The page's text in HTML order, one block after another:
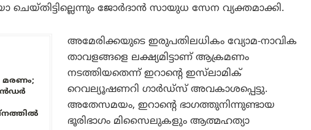
ജോർദാൻ സായുധ സേന വ്യക്തമാക്കി.
മരണം;
അമേരിക്കയുടെ ഇരുപതിലധികം വ്യോമ-നാവിക
താവളങ്ങളെ ലക്ഷ്യമിട്ടാണ് ആക്രമണം
നടത്തിയതെന്ന് ഇറാന്റെ ഇസ്‌ലാമിക്
റെവല്യൂഷണറി ഗാർഡ്സ് അവകാശപ്പെട്ടു.
അതേസമയം, ഇറാന്റെ ഭാഗത്തുനിന്നുണ്ടായ
ഭൂരിഭാഗം മിസൈലുകളും ആത്മഹത്യാ